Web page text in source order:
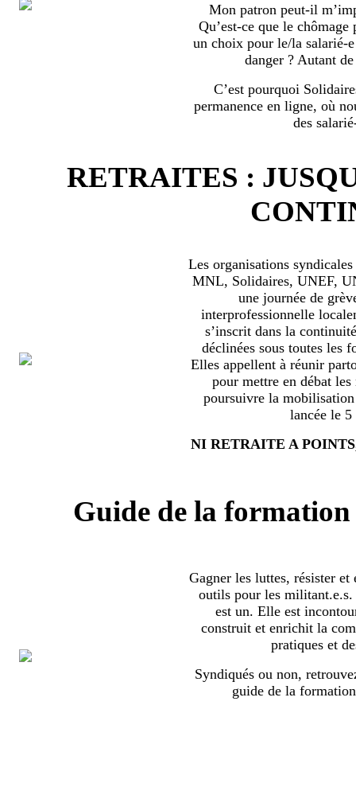
Mon patron peut-il
Qu’est-ce que le
un choix pour le/la salarié-
danger ? Autant
C’est pourquoi
permanence en ligne, où
des
RETRAITES :
Les organisations
MNL, Solidaires, UNEF,
une journée de
interprofessionnelle
s’inscrit dans la
déclinées sous toutes les
Elles appellent à réunir
pour mettre en débat
poursuivre la
lancée le 5
NI RETRAITE A
Guide de la
Gagner les luttes, résister et
outils pour les
est un. Elle est
construit et enrichit la
pratiques et
Syndiqués ou non,
guide de la